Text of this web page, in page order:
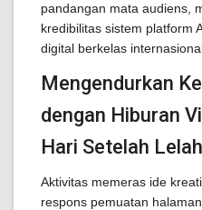
pandangan mata audiens,
kredibilitas sistem platform
digital berkelas
Mengendurkan
dengan Hiburan
Hari Setelah
Aktivitas memeras ide
respons pemuatan